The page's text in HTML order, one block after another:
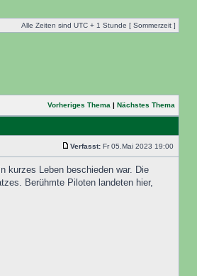
Alle Zeiten sind UTC + 1 Stunde [ Sommerzeit ]
Vorheriges Thema | Nächstes Thema
Verfasst: Fr 05.Mai 2023 19:00
kurzes Leben beschieden war. Die
Berühmte Piloten landeten hier,